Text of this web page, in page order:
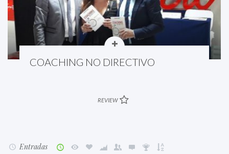
COACHING NO DIRECTIVO
REVIEW
Entradas